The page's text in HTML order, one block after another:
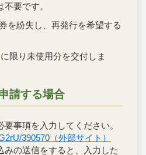
要です。
を紛失し、再発行を希望する
限り未使用分を交付しま
請する場合
事項を入力してください。
390570（外部サイト）
みの送信をすると、入力した